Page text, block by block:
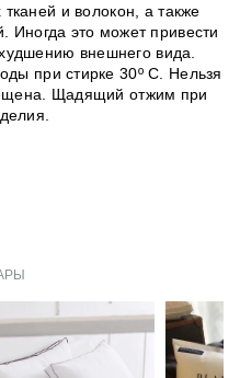
и волокон, а также
Иногда это может привести
внешнего вида.
при стирке 30º C. Нельзя
Щадящий отжим при